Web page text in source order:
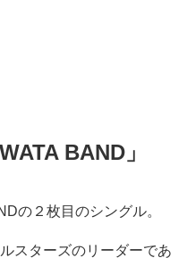
BAND」
の２枚目のシングル。
スターズのリーダーであ